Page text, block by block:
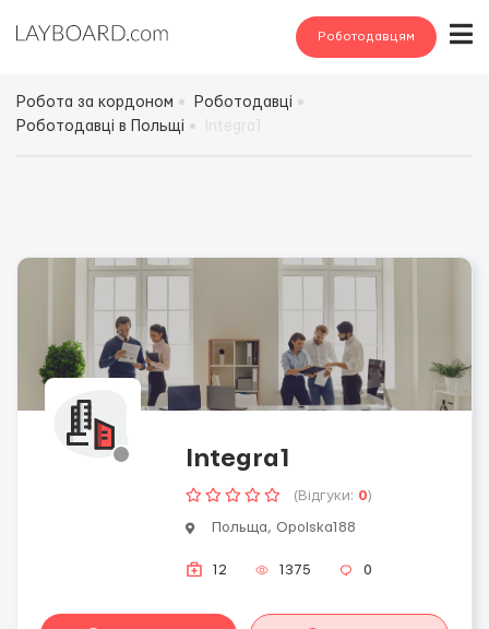
Роботодавцям
Робота за кордоном
Роботодавці
Роботодавці в Польщі
Integra1
(Відгуки: 0)
Польща, Opolska188
12 1375 0